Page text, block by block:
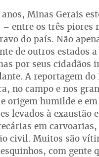
Minas Gerais
– entre os três piores
do país. Não
de outros estados a
por seus cidadãos
A reportagem do
no campo e nos
origem humilde e em
levados à exaustão
em
civil. Muitos são
com gente